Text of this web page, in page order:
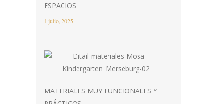
ESPACIOS
1 julio, 2025
MATERIALES MUY FUNCIONALES Y